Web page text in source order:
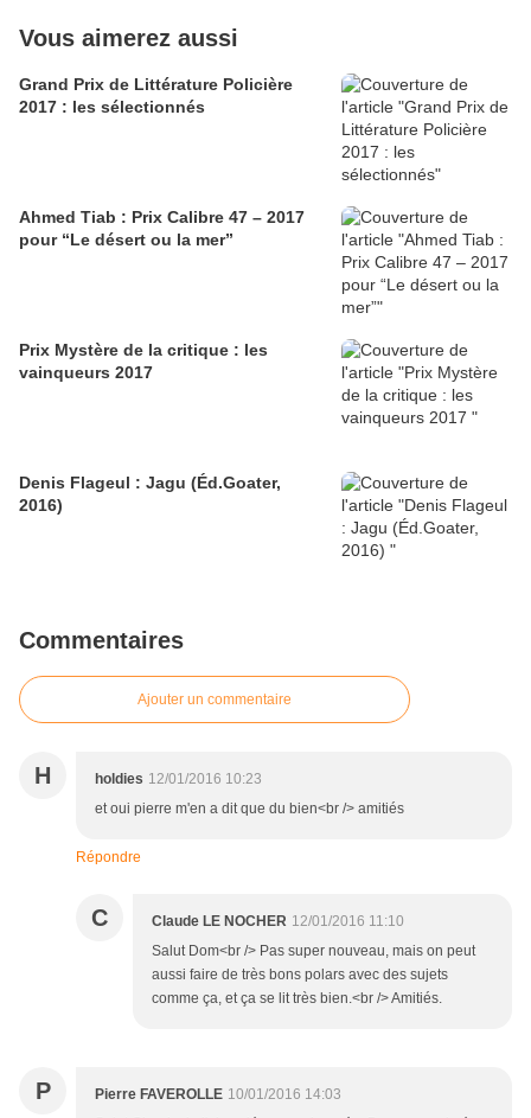
Vous aimerez aussi
Grand Prix de Littérature Policière
2017 : les sélectionnés
Ahmed Tiab : Prix Calibre 47 – 2017
pour “Le désert ou la mer”
Prix Mystère de la critique : les
vainqueurs 2017
Denis Flageul : Jagu (Éd.Goater,
2016)
Commentaires
Ajouter un commentaire
H holdies 12/01/2016 10:23
et oui pierre m'en a dit que du bien<br /> amitiés
Répondre
C Claude LE NOCHER 12/01/2016 11:10
Salut Dom<br /> Pas super nouveau, mais on peut
aussi faire de très bons polars avec des sujets
comme ça, et ça se lit très bien.<br /> Amitiés.
P Pierre FAVEROLLE 10/01/2016 14:03